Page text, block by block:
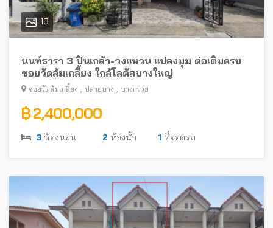
13
นนท์ธารา 3 ปิ่นเกล้า-วงแหวน แปลงมุม ต่อเติมครบ
ซอยวัดส้มเกลี้ยง ใกล้โลตัสบางใหญ่
ซอยวัดส้มเกลี้ยง ปลายบาง บางกรวย
฿ 2,400,000
3 ห้องนอน 2 ห้องน้ำ 1 ที่จอดรถ